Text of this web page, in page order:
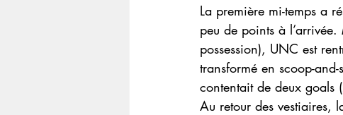
La première mi-temps a
peu de points à
possession), UNC est
transformé en scoop-
contentait de deux goals
Au retour des vestiaires,